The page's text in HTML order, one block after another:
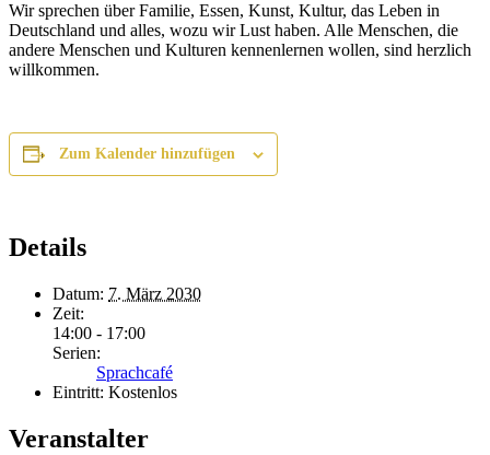
Wir sprechen über Familie, Essen, Kunst, Kultur, das Leben in
Deutschland und alles, wozu wir Lust haben. Alle Menschen, die
andere Menschen und Kulturen kennenlernen wollen, sind herzlich
willkommen.
Zum Kalender hinzufügen
Details
Datum: 7. März 2030
Zeit:
14:00 - 17:00
Serien:
Sprachcafé
Eintritt: Kostenlos
Veranstalter